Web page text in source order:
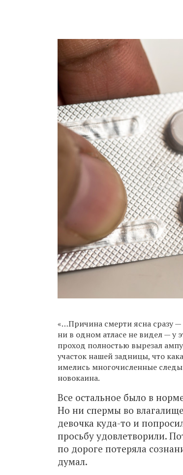
«…Причина смерти ясна сразу
ни в одном атласе не видел — у
проход полностью вырезал
участок нашей задницы, что
имелись многочисленные
новокаина.
Все остальное было в
Но ни спермы во
девочка куда-то и
просьбу удовлетворили.
по дороге потеряла
думал.